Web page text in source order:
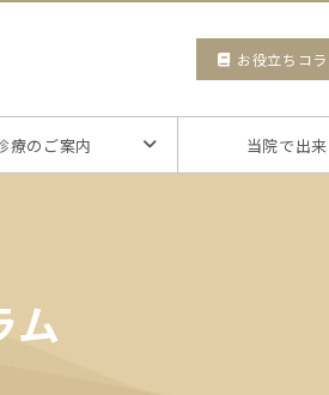
お役立ちコ
療のご案内 当院で出
ム